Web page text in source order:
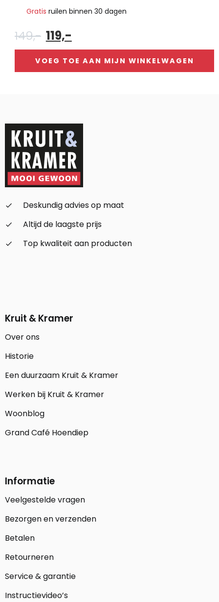
Gratis ruilen binnen 30 dagen
149,- Oorspronkelijke
prijs
was:
149,-.
119,-
prijs
is:
119,-.
VOEG TOE AAN MIJN WINKELWAGEN
check_small
Deskundig advies op maat
check_small
Altijd de laagste prijs
check_small
Top kwaliteit aan producten
Kruit & Kramer
Over ons
Historie
Een duurzaam Kruit & Kramer
Werken bij Kruit & Kramer
Woonblog
Grand Café Hoendiep
Informatie
Veelgestelde vragen
Bezorgen en verzenden
Betalen
Retourneren
Service & garantie
Instructievideo’s